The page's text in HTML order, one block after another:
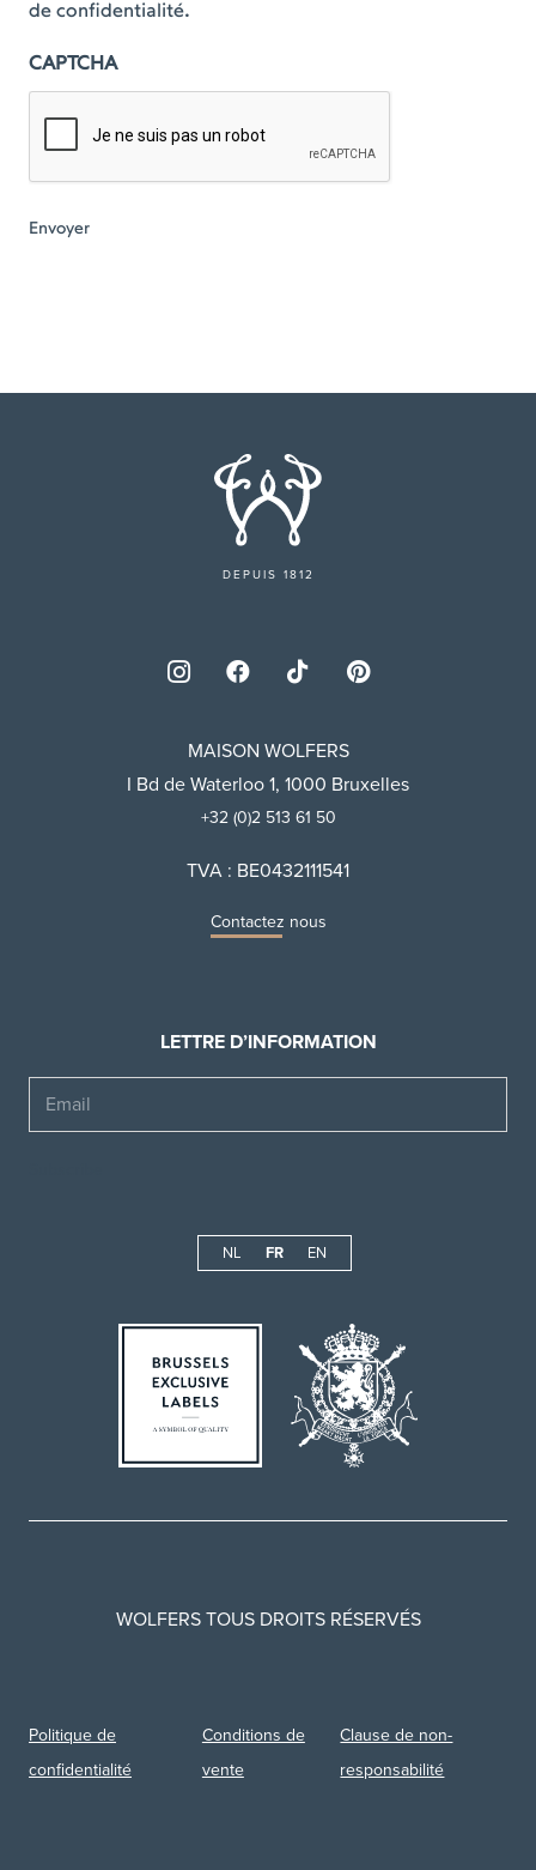
de confidentialité.
CAPTCHA
DEPUIS 1812
MAISON WOLFERS
I Bd de Waterloo 1, 1000 Bruxelles
+32 (0)2 513 61 50
TVA : BE0432111541
Contactez nous
LETTRE D’INFORMATION
NL FR EN
WOLFERS TOUS DROITS RÉSERVÉS
Politique de
confidentialité
Conditions de
vente
Clause de non-
responsabilité